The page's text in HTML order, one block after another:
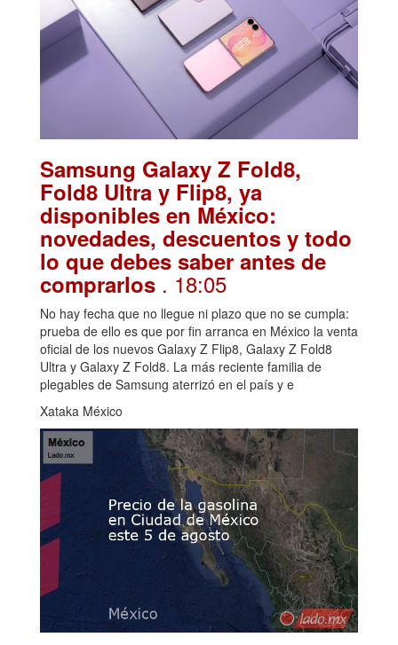
Samsung Galaxy Z Fold8,
Fold8 Ultra y Flip8, ya
disponibles en México:
novedades, descuentos y todo
lo que debes saber antes de
comprarlos . 18:05
No hay fecha que no llegue ni plazo que no se cumpla:
prueba de ello es que por fin arranca en México la venta
oficial de los nuevos Galaxy Z Flip8, Galaxy Z Fold8
Ultra y Galaxy Z Fold8. La más reciente familia de
plegables de Samsung aterrizó en el país y e
Xataka México